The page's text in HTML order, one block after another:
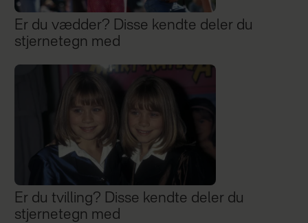
Er du vædder? Disse kendte deler du
stjernetegn med
Er du tvilling? Disse kendte deler du
stjernetegn med